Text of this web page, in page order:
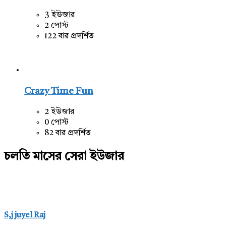
3 ইউজার
2 পোস্ট
122 বার প্রদর্শিত
Crazy Time Fun
2 ইউজার
0 পোস্ট
82 বার প্রদর্শিত
চলতি মাসের সেরা ইউজার
S,j juyel Raj